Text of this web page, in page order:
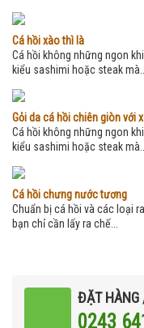
Cá hồi xào thì là
Cá hồi không những ngon
kiểu sashimi hoặc steak mà...
Gỏi da cá hồi chiên giòn với
Cá hồi không những ngon
kiểu sashimi hoặc steak mà...
Cá hồi chưng nước tương
Chuẩn bị cá hồi và các loại
bạn chỉ cần lấy ra chế...
ĐẶT HÀNG
0243